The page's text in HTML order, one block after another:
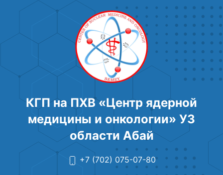
КГП на ПХВ «Центр ядерной
медицины и онкологии» УЗ
области Абай
+7 (702) 075-07-80